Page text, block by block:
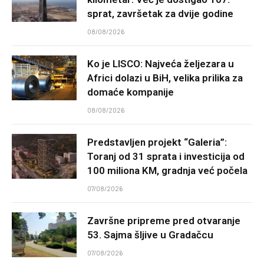
sprat, završetak za dvije godine
08/08/2026
Ko je LISCO: Najveća željezara u
Africi dolazi u BiH, velika prilika za
domaće kompanije
08/08/2026
Predstavljen projekt “Galeria”:
Toranj od 31 sprata i investicija od
100 miliona KM, gradnja već počela
07/08/2026
Završne pripreme pred otvaranje
53. Sajma šljive u Gradačcu
07/08/2026